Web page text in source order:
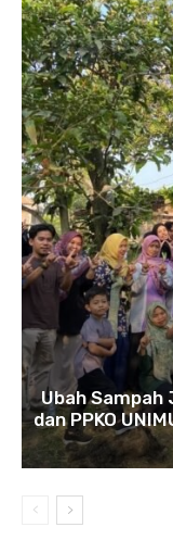
Ubah Sampah
dan PPKO